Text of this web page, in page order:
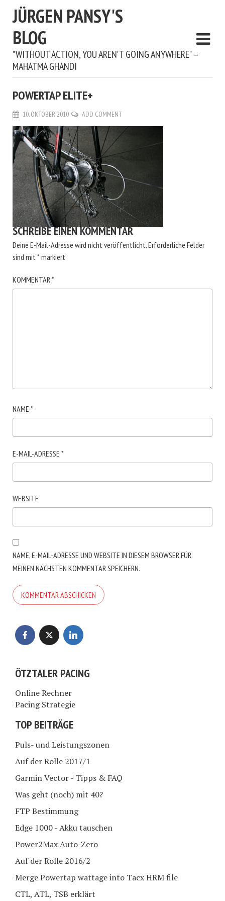
JÜRGEN PANSY'S
BLOG
"WITHOUT ACTION, YOU AREN'T GOING ANYWHERE" –
MAHATMA GHANDI
POWERTAP ELITE+
10. OKTOBER 2010 ADD COMMENT
SCHREIBE EINEN KOMMENTAR
Deine E-Mail-Adresse wird nicht veröffentlicht.Erforderliche Felder
sind mit*markiert
KOMMENTAR*
NAME *
E-MAIL-ADRESSE *
WEBSITE
NAME, E-MAIL-ADRESSE UND WEBSITE IN DIESEM BROWSER FÜR
MEINEN NÄCHSTEN KOMMENTAR SPEICHERN.
ÖTZTALER PACING
Online Rechner
Pacing Strategie
TOP BEITRÄGE
Puls- und Leistungszonen
Auf der Rolle 2017/1
Garmin Vector - Tipps & FAQ
Was geht (noch) mit 40?
FTP Bestimmung
Edge 1000 - Akku tauschen
Power2Max Auto-Zero
Auf der Rolle 2016/2
Merge Powertap wattage into Tacx HRM file
CTL, ATL, TSB erklärt